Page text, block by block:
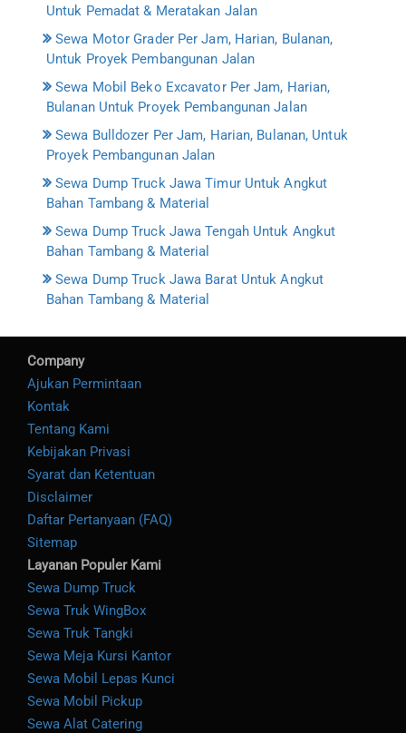
Untuk Pemadat & Meratakan Jalan
Sewa Motor Grader Per Jam, Harian, Bulanan,
Untuk Proyek Pembangunan Jalan
Sewa Mobil Beko Excavator Per Jam, Harian,
Bulanan Untuk Proyek Pembangunan Jalan
Sewa Bulldozer Per Jam, Harian, Bulanan, Untuk
Proyek Pembangunan Jalan
Sewa Dump Truck Jawa Timur Untuk Angkut
Bahan Tambang & Material
Sewa Dump Truck Jawa Tengah Untuk Angkut
Bahan Tambang & Material
Sewa Dump Truck Jawa Barat Untuk Angkut
Bahan Tambang & Material
Company
Ajukan Permintaan
Kontak
Tentang Kami
Kebijakan Privasi
Syarat dan Ketentuan
Disclaimer
Daftar Pertanyaan (FAQ)
Sitemap
Layanan Populer Kami
Sewa Dump Truck
Sewa Truk WingBox
Sewa Truk Tangki
Sewa Meja Kursi Kantor
Sewa Mobil Lepas Kunci
Sewa Mobil Pickup
Sewa Alat Catering